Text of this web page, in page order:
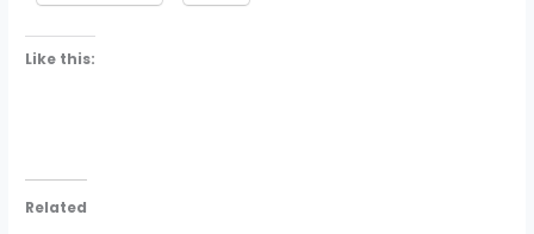
Like this:
Related